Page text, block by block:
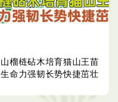
山榴梿砧木培育猫山王苗
生命力强韧长势快捷茁壮